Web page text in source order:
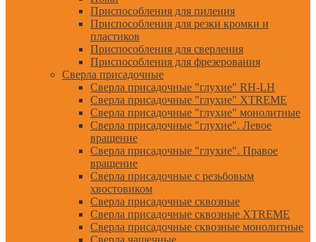
Приспособления для пиления
Приспособления для резки кромки и
пластиков
Приспособления для сверления
Приспособления для фрезерования
Сверла присадочные
Сверла присадочные "глухие" RH-LH
Сверла присадочные "глухие" XTREME
Сверла присадочные "глухие" монолитные
Сверла присадочные "глухие". Левое
вращение
Сверла присадочные "глухие". Правое
вращение
Сверла присадочные с резьбовым
хвостовиком
Сверла присадочные сквозные
Сверла присадочные сквозные XTREME
Сверла присадочные сквозные монолитные
Сверла чашечные